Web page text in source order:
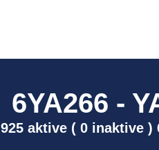
6YA266 -
925 aktive ( 0 inaktive )